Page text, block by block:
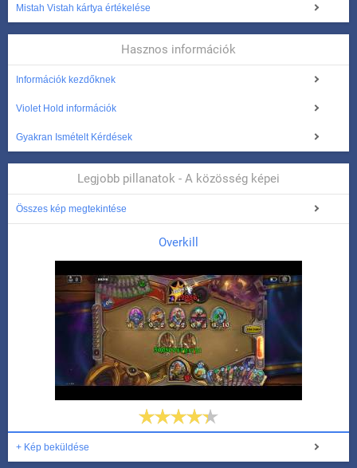
Mistah Vistah kártya értékelése
Hasznos információk
Információk kezdőknek
Violet Hold információk
Gyakran Ismételt Kérdések
Legjobb pillanatok - A közösség képei
Összes kép megtekintése
Overkill
+ Kép beküldése